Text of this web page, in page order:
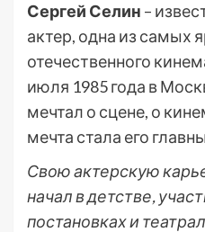
Сергей Селин –
актер, одна из самых
отечественного
июля 1985 года в
мечтал о сцене, о
мечта стала его
Свою актерскую
начал в детстве,
постановках и